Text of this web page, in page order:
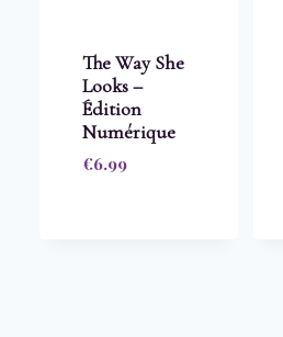
The Way She
Looks –
Édition
Numérique
€6.99